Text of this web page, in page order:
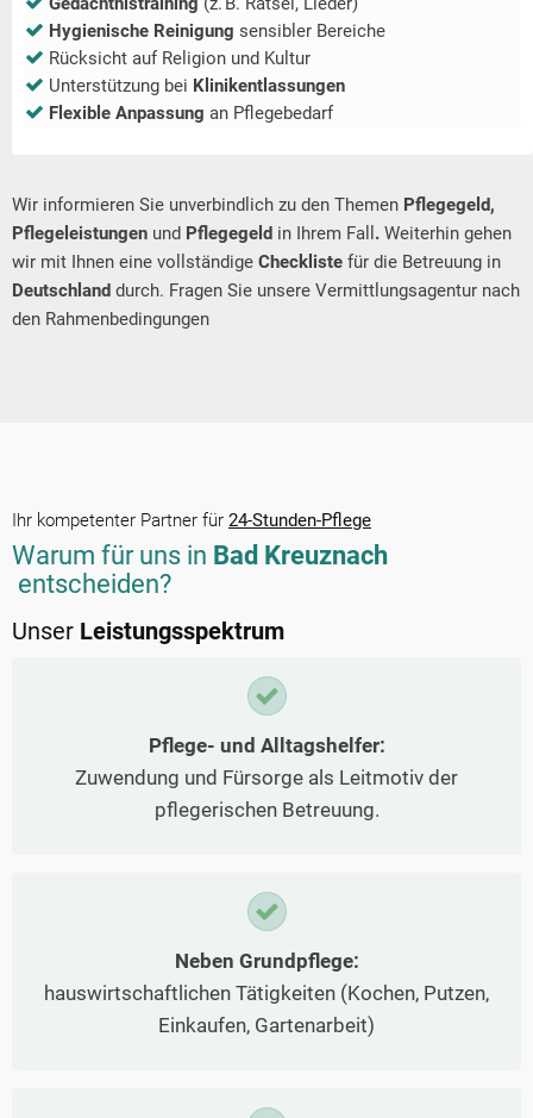
Hygienische Reinigung sensibler Bereiche
Rücksicht auf Religion und Kultur
Unterstützung bei Klinikentlassungen
Flexible Anpassung an Pflegebedarf
Wir informieren Sie unverbindlich zu den Themen Pflegegeld,
Pflegeleistungen und Pflegegeld in Ihrem Fall . Weiterhin gehen
wir mit Ihnen eine vollständige Checkliste für die Betreuung in
Deutschland durch. Fragen Sie unsere Vermittlungsagentur nach
den Rahmenbedingungen
Ihr kompetenter Partner für 24-Stunden-Pflege
Warum für uns in Bad Kreuznach
entscheiden?
Unser Leistungsspektrum
Pflege- und Alltagshelfer:
Zuwendung und Fürsorge als Leitmotiv der
pflegerischen Betreuung.
Neben Grundpflege:
hauswirtschaftlichen Tätigkeiten (Kochen, Putzen,
Einkaufen, Gartenarbeit)